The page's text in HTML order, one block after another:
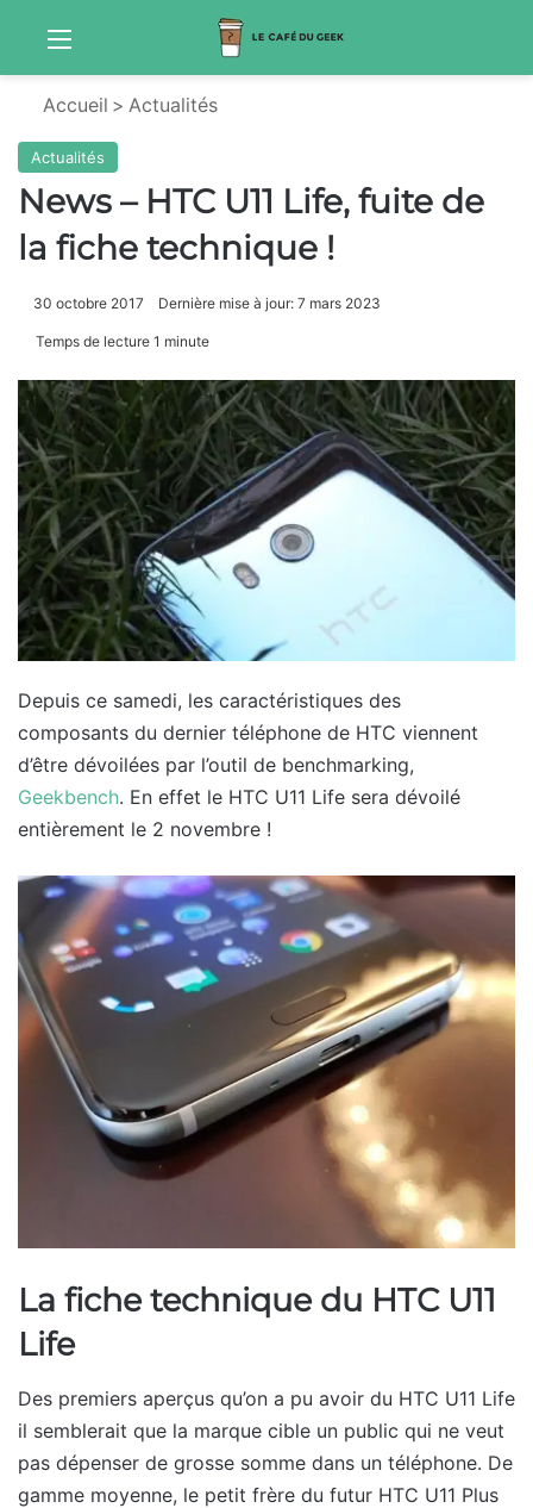
Accueil > Actualités
Actualités
News – HTC U11 Life, fuite de
la fiche technique !
30 octobre 2017 Dernière mise à jour: 7 mars 2023
Temps de lecture 1 minute
Depuis ce samedi, les caractéristiques des
composants du dernier téléphone de HTC viennent
d’être dévoilées par l’outil de benchmarking,
Geekbench. En effet le HTC U11 Life sera dévoilé
entièrement le 2 novembre !
La fiche technique du HTC U11
Life
Des premiers aperçus qu’on a pu avoir du HTC U11 Life
il semblerait que la marque cible un public qui ne veut
pas dépenser de grosse somme dans un téléphone. De
gamme moyenne, le petit frère du futur HTC U11 Plus